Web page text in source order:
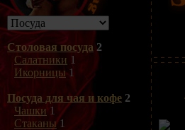
Столовая посуда 2
Салатники 1
Икорницы1
Посуда для чая и кофе 2
Чашки1
Стаканы1